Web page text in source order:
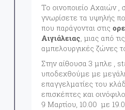
Το οινοποιείο Αχαιών ,
γνωρίσετε τα υψηλής
που παράγονται στις
Αιγιάλειας, μιας από
αμπελουργικές ζώνες
Στην αίθουσα 3 μπλε ,
υποδεχθούμε με
επαγγελματίες του
επισκέπτες και
9 Μαρτίου, 10.00 με